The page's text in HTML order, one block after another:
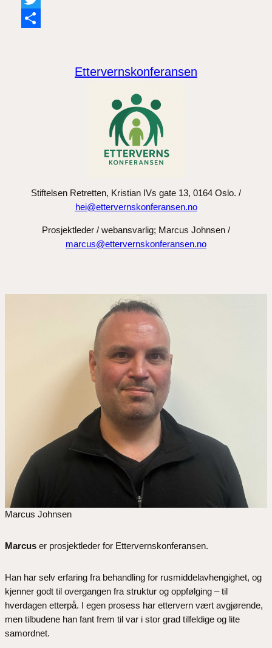
Twitter
Ettervernskonferansen
Stiftelsen Retretten, Kristian IVs gate 13, 0164 Oslo. /
hei@ettervernskonferansen.no
Prosjektleder / webansvarlig; Marcus Johnsen /
marcus@ettervernskonferansen.no
Marcus Johnsen
Marcus er prosjektleder for Ettervernskonferansen.
Han har selv erfaring fra behandling for rusmiddelavhengighet, og
kjenner godt til overgangen fra struktur og oppfølging – til
hverdagen etterpå. I egen prosess har ettervern vært avgjørende,
men tilbudene han fant frem til var i stor grad tilfeldige og lite
samordnet.